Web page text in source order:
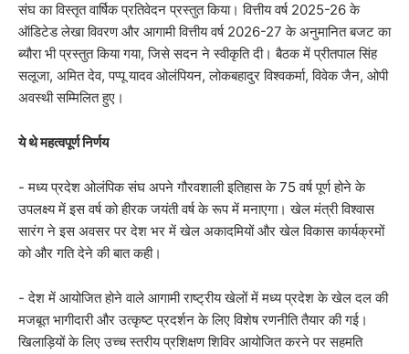
संघ का विस्तृत वार्षिक प्रतिवेदन प्रस्तुत किया। वित्तीय वर्ष 2025-26 के
ऑडिटेड लेखा विवरण और आगामी वित्तीय वर्ष 2026-27 के अनुमानित बजट का
ब्यौरा भी प्रस्तुत किया गया, जिसे सदन ने स्वीकृति दी। बैठक में प्रीतपाल सिंह
सलूजा, अमित देव, पप्पू यादव ओलंपियन, लोकबहादुर विश्वकर्मा, विवेक जैन, ओपी
अवस्थी सम्मिलित हुए।
ये थे महत्वपूर्ण निर्णय
- ​मध्य प्रदेश ओलंपिक संघ अपने गौरवशाली इतिहास के 75 वर्ष पूर्ण होने के
उपलक्ष्य में इस वर्ष को हीरक जयंती वर्ष के रूप में मनाएगा। खेल मंत्री विश्वास
सारंग ने इस अवसर पर देश भर में खेल अकादमियों और खेल विकास कार्यक्रमों
को और गति देने की बात कही।
​- देश में आयोजित होने वाले आगामी राष्ट्रीय खेलों में मध्य प्रदेश के खेल दल की
मजबूत भागीदारी और उत्कृष्ट प्रदर्शन के लिए विशेष रणनीति तैयार की गई।
खिलाड़ियों के लिए उच्च स्तरीय प्रशिक्षण शिविर आयोजित करने पर सहमति